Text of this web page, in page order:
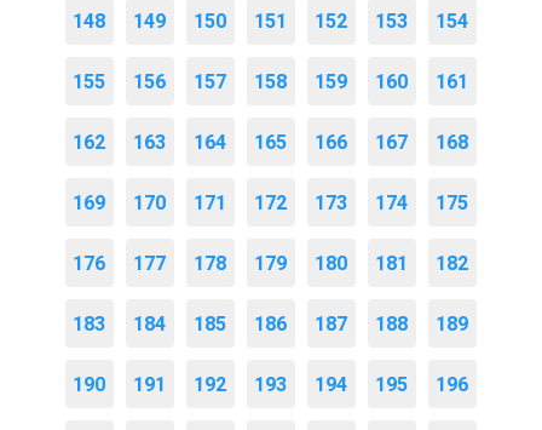
148 149 150 151 152 153 154
155 156 157 158 159 160 161
162 163 164 165 166 167 168
169 170 171 172 173 174 175
176 177 178 179 180 181 182
183 184 185 186 187 188 189
190 191 192 193 194 195 196